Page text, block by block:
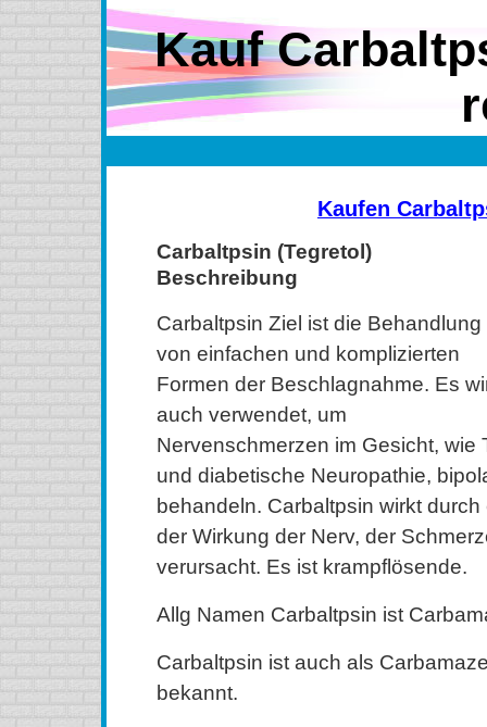
Kauf
Kaufen
Carbaltpsin (Tegretol)
Beschreibung
Carbaltpsin Ziel ist die Behandlung
von einfachen und komplizierten
Formen der Beschlagnahme. Es
auch verwendet, um
Nervenschmerzen im Gesicht, wie
und diabetische Neuropathie,
behandeln. Carbaltpsin wirkt
der Wirkung der Nerv, der
verursacht. Es ist krampflösende.
Allg Namen Carbaltpsin ist
Carbaltpsin ist auch als
bekannt.